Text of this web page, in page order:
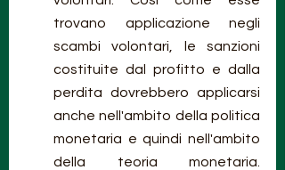
trovano applicazione negli
scambi volontari, le sanzioni
costituite dal profitto e dalla
perdita dovrebbero applicarsi
anche nell'ambito della politica
monetaria e quindi nell'ambito
della teoria monetaria.